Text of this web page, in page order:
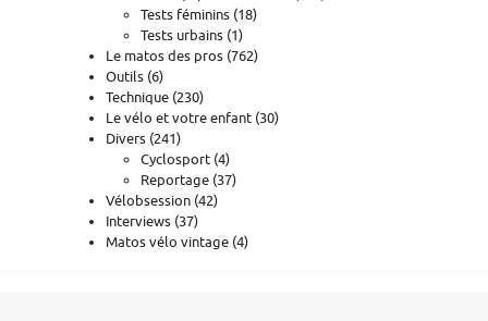
Tests féminins (18)
Tests urbains (1)
Le matos des pros (762)
Outils (6)
Technique (230)
Le vélo et votre enfant (30)
Divers (241)
Cyclosport (4)
Reportage (37)
Vélobsession (42)
Interviews (37)
Matos vélo vintage (4)